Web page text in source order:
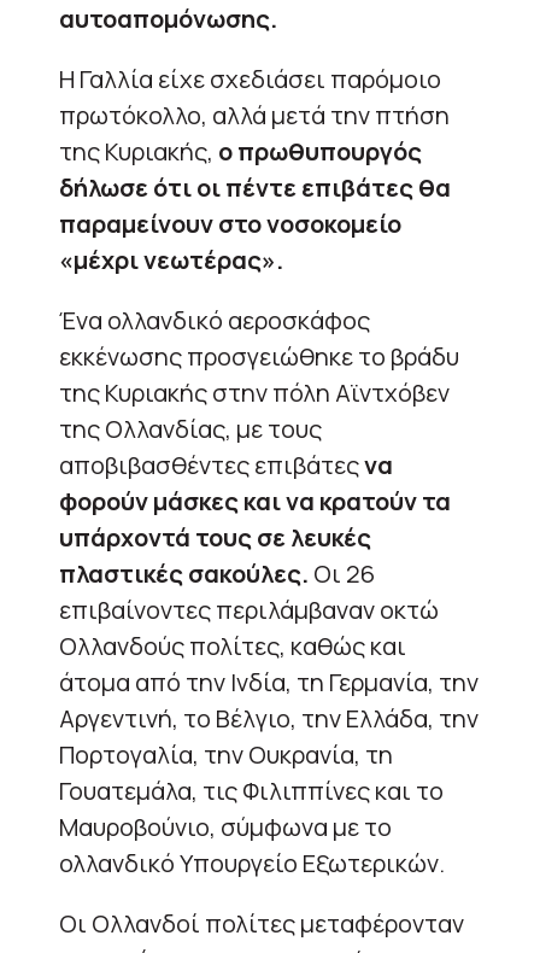
αυτοαπομόνωσης.
Η Γαλλία είχε σχεδιάσει παρόμοιο
πρωτόκολλο, αλλά μετά την πτήση
της Κυριακής, ο πρωθυπουργός
δήλωσε ότι οι πέντε επιβάτες θα
παραμείνουν στο νοσοκομείο
«μέχρι νεωτέρας».
Ένα ολλανδικό αεροσκάφος
εκκένωσης προσγειώθηκε το βράδυ
της Κυριακής στην πόλη Αϊντχόβεν
της Ολλανδίας, με τους
αποβιβασθέντες επιβάτεςνα
φορούν μάσκες και να κρατούν τα
υπάρχοντά τους σε λευκές
πλαστικές σακούλες. Οι 26
επιβαίνοντες περιλάμβαναν οκτώ
Ολλανδούς πολίτες, καθώς και
άτομα από την Ινδία, τη Γερμανία, την
Αργεντινή, το Βέλγιο, την Ελλάδα, την
Πορτογαλία, την Ουκρανία, τη
Γουατεμάλα, τις Φιλιππίνες και το
Μαυροβούνιο, σύμφωνα με το
ολλανδικό Υπουργείο Εξωτερικών.
Οι Ολλανδοί πολίτες μεταφέρονταν